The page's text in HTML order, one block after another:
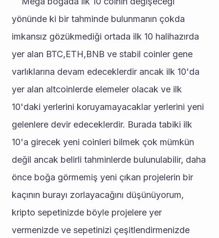
yönünde ki bir tahminde bulunmanın çokda
imkansız gözükmediği ortada ilk 10 halihazırda
yer alan BTC,ETH,BNB ve stabil coinler gene
varlıklarına devam edeceklerdir ancak ilk 10'da
yer alan altcoinlerde elemeler olacak ve ilk
10'daki yerlerini koruyamayacaklar yerlerini yeni
gelenlere devir edeceklerdir. Burada tabiki ilk
10'a girecek yeni coinleri bilmek çok mümkün
değil ancak belirli tahminlerde bulunulabilir, daha
önce boğa görmemiş yeni çıkan projelerin bir
kaçının burayı zorlayacağını düşünüyorum,
kripto sepetinizde böyle projelere yer
vermenizde ve sepetinizi çeşitlendirmenizde